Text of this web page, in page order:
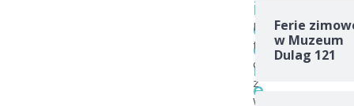
i
d
e
r
e
K
t
o
z
W
Ferie
w Muzeum
Dulag 121